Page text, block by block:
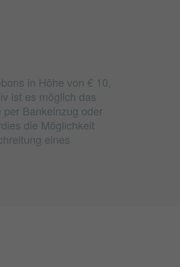
in Höhe von € 10,
ist es möglich das
Bankeinzug oder
die Möglichkeit
eines